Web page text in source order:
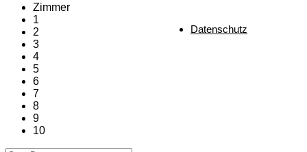
Datenschutz
Zimmer
1
2
3
4
5
6
7
8
9
10